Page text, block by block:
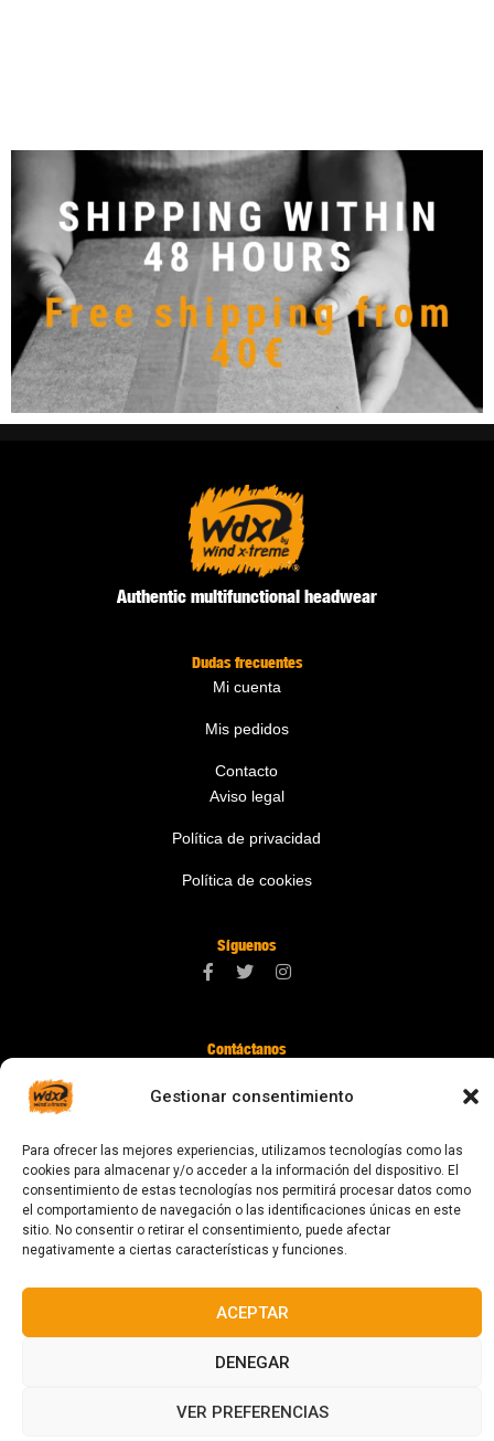
Gestionar consentimiento
Para ofrecer las mejores experiencias, utilizamos tecnologías como las
cookies para almacenar y/o acceder a la información del dispositivo. El
consentimiento de estas tecnologías nos permitirá procesar datos como
el comportamiento de navegación o las identificaciones únicas en este
sitio. No consentir o retirar el consentimiento, puede afectar
negativamente a ciertas características y funciones.
ACEPTAR
DENEGAR
VER PREFERENCIAS
Authentic multifunctional headwear
Dudas frecuentes
Mi cuenta
Mis pedidos
Contacto
Aviso legal
Política de privacidad
Política de cookies
Síguenos
Contáctanos
08024 Barcelona
© 2023 Todos los derechos reservados
Diseñado y fabricado en Barcelona